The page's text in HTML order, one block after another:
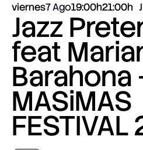
viernes7 Ago19:00h21:00h
Jazz
feat
Barahona
MASiMAS